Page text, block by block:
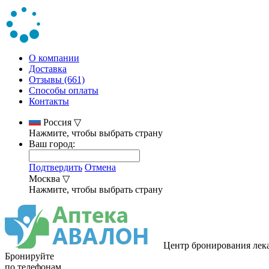
О компании
Доставка
Отзывы (661)
Способы оплаты
Контакты
Россия ▽
Нажмите, чтобы выбрать страну
Ваш город:
Подтвердить Отмена
Москва ▽
Нажмите, чтобы выбрать страну
Центр бронирования
Бронируйте
по телефонам